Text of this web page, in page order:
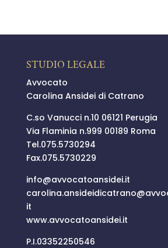
STUDIO LEGALE
Avvocato
Carolina Ansidei di Catrano
C.so Vanucci n.10 06121 Perugia
Via Flaminia n.999 00189 Roma
Tel.075.5730294
Fax.075.5730229
info@avvocatoansidei.it
carolina.ansideidicatrano@
it
www.avvocatoansidei.it
P.I.03352250546